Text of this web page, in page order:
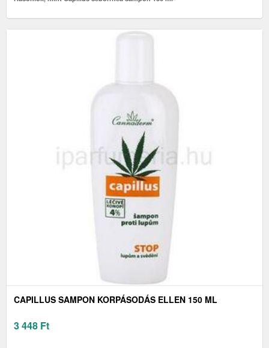
CAPILLUS SAMPON KORPÁSODÁS ELLEN 150 ML
3 448 Ft